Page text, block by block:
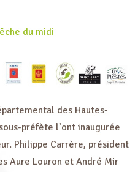
du midi
des Hautes-
préfète l’ont inaugurée
Philippe Carrère, président
Aure Louron et André Mir